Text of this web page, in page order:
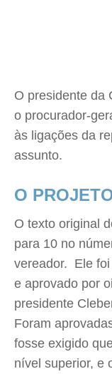
O presidente da
o procurador-
às ligações da
assunto.
O
O texto original
para 10 no
vereador. Ele
e aprovado por
presidente
Foram
fosse exigido
nível superior, e